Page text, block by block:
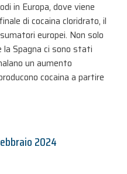
in Europa, dove viene
di cocaina cloridrato, il
europei. Non solo
la Spagna ci sono stati
un aumento
cocaina a partire
2024